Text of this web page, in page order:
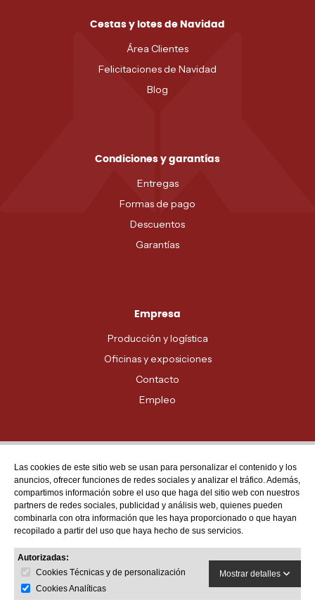
Cestas y lotes de Navidad
Área Clientes
Felicitaciones de Navidad
Blog
Condiciones y garantías
Entregas
Formas de pago
Descuentos
Garantías
Empresa
Producción y logística
Oficinas y exposiciones
Contacto
Empleo
Atención al cliente
MADRID - 91 678 70 70
BARCELONA - 93 635 28 28
VALENCIA - 96 159 71 61
Las cookies de este sitio web se usan para personalizar el contenido y los
anuncios, ofrecer funciones de redes sociales y analizar el tráfico. Además,
compartimos información sobre el uso que haga del sitio web con nuestros
partners de redes sociales, publicidad y análisis web, quienes pueden
combinarla con otra información que les haya proporcionado o que hayan
recopilado a partir del uso que haya hecho de sus servicios.
Autorizadas:
Cookies Técnicas y de personalización
Cookies Analíticas
Mostrar detalles